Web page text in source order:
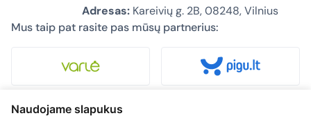
Adresas: Kareivių g. 2B, 08248, Vilnius
Mus taip pat rasite pas mūsų partnerius:
Naudojame slapukus